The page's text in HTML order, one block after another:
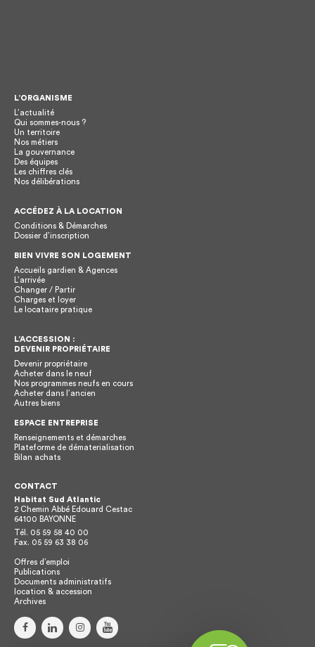
L’ORGANISME
L’actualité
Qui sommes-nous ?
Un territoire
Nos métiers
La gouvernance
Des équipes
Les chiffres clés
Nos délibérations
ACCÉDEZ À LA LOCATION
Conditions & Démarches
Dossier d’inscription
BIEN VIVRE SON LOGEMENT
Accueils gardien & Agences
L’arrivée
Changer / Partir
Charges et loyer
Le locataire pratique
L’ACCESSION :
DEVENIR PROPRIÉTAIRE
Devenir propriétaire
Acheter dans le neuf
Nos programmes neufs en cours
Acheter dans l’ancien
Autres biens
ESPACE ENTREPRISE
Renseignements et démarches
Plateforme de dématerialisation
Bilan achats
CONTACT
Habitat Sud Atlantic
2 Chemin Abbé Edouard Cestac
64100 BAYONNE
Tél. 05 59 58 40 00
Fax. 05 59 63 38 06
Offres d’emploi
Publications
Documents administratifs
location & accession
Archives